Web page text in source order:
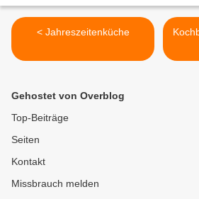
< Jahreszeitenküche
Gehostet von Overblog
Top-Beiträge
Seiten
Kontakt
Missbrauch melden